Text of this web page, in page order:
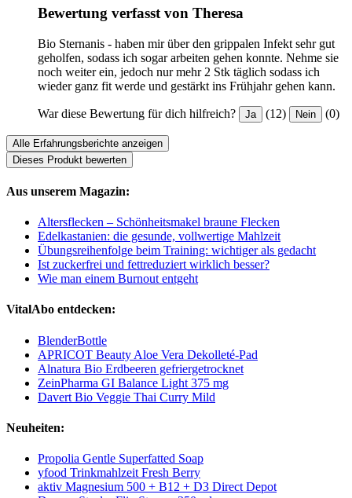
Bewertung verfasst von Theresa
Bio Sternanis - haben mir über den grippalen Infekt sehr gut
geholfen, sodass ich sogar arbeiten gehen konnte. Nehme sie
noch weiter ein, jedoch nur mehr 2 Stk täglich sodass ich
wieder ganz fit werde und gestärkt ins Frühjahr gehen kann.
War diese Bewertung für dich hilfreich? Ja (12) Nein (0)
Alle Erfahrungsberichte anzeigen
Dieses Produkt bewerten
Aus unserem Magazin:
Altersflecken – Schönheitsmakel braune Flecken
Edelkastanien: die gesunde, vollwertige Mahlzeit
Übungsreihenfolge beim Training: wichtiger als gedacht
Ist zuckerfrei und fettreduziert wirklich besser?
Wie man einem Burnout entgeht
VitalAbo entdecken:
BlenderBottle
APRICOT Beauty Aloe Vera Dekolleté-Pad
Alnatura Bio Erdbeeren gefriergetrocknet
ZeinPharma GI Balance Light 375 mg
Davert Bio Veggie Thai Curry Mild
Neuheiten:
Propolia Gentle Superfatted Soap
yfood Trinkmahlzeit Fresh Berry
aktiv Magnesium 500 + B12 + D3 Direct Depot